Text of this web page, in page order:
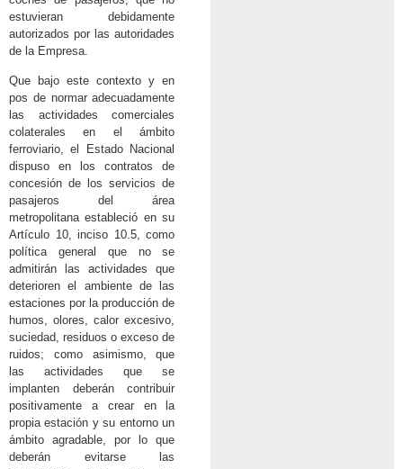
estuvieran debidamente
autorizados por las autoridades
de la Empresa.
Que bajo este contexto y en
pos de normar adecuadamente
las actividades comerciales
colaterales en el ámbito
ferroviario, el Estado Nacional
dispuso en los contratos de
concesión de los servicios de
pasajeros del área
metropolitana estableció en su
Artículo 10, inciso 10.5, como
política general que no se
admitirán las actividades que
deterioren el ambiente de las
estaciones por la producción de
humos, olores, calor excesivo,
suciedad, residuos o exceso de
ruidos; como asimismo, que
las actividades que se
implanten deberán contribuir
positivamente a crear en la
propia estación y su entorno un
ámbito agradable, por lo que
deberán evitarse las